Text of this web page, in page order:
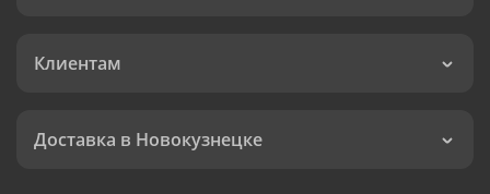
Клиентам
Доставка в Новокузнецке